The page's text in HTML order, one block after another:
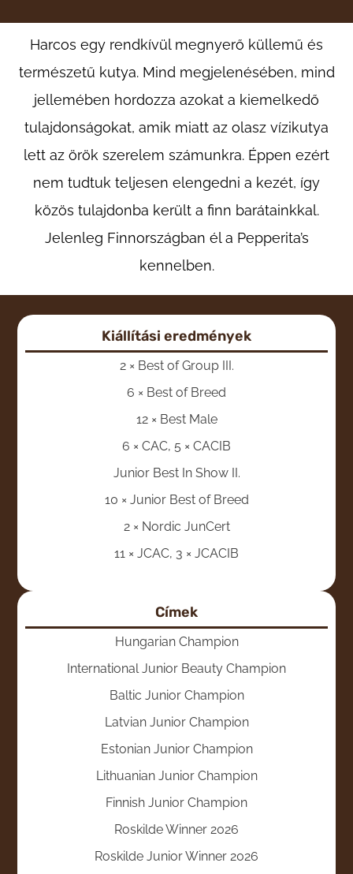
Harcos egy rendkívül megnyerő küllemű és
természetű kutya. Mind megjelenésében, mind
jellemében hordozza azokat a kiemelkedő
tulajdonságokat, amik miatt az olasz vízikutya
lett az örök szerelem számunkra. Éppen ezért
nem tudtuk teljesen elengedni a kezét, így
közös tulajdonba került a finn barátainkkal.
Jelenleg Finnországban él a Pepperita’s
kennelben.
Kiállítási eredmények
2 × Best of Group III.
6 × Best of Breed
12 × Best Male
6 × CAC, 5 × CACIB
Junior Best In Show II.
10 × Junior Best of Breed
2 × Nordic JunCert
11 × JCAC, 3 × JCACIB
Címek
Hungarian Champion
International Junior Beauty Champion
Baltic Junior Champion
Latvian Junior Champion
Estonian Junior Champion
Lithuanian Junior Champion
Finnish Junior Champion
Roskilde Winner 2026
Roskilde Junior Winner 2026